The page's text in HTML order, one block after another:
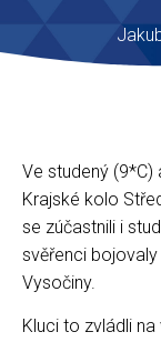
Ve studený (9*C)
Krajské kolo
se zúčastnili i
svěřenci
Vysočiny.
Kluci to zvládli